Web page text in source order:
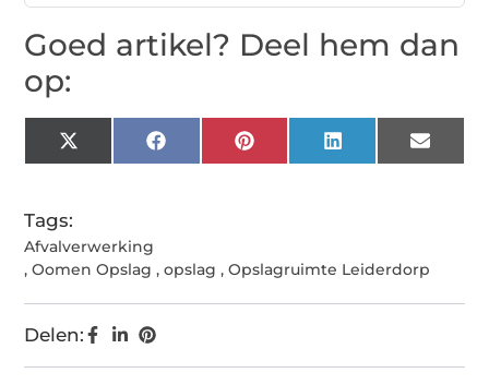
Goed artikel? Deel hem dan
op:
X
(Twitter)
FacebookPinterestLinkedIn Email
Tags:
Afvalverwerking
,Oomen Opslag ,opslag ,Opslagruimte Leiderdorp
Delen: